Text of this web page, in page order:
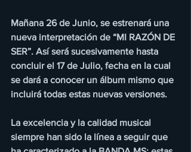
Mañana 26 de Junio, se estrenará una
nueva interpretación de “MI RAZÓN DE
SER”. Así será sucesivamente hasta
concluir el 17 de Julio, fecha en la cual
se dará a conocer un álbum mismo que
incluirá todas estas nuevas versiones.
La excelencia y la calidad musical
siempre han sido la línea a seguir que